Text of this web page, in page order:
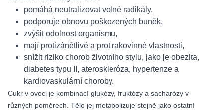
pomáhá neutralizovat volné radikály,
podporuje obnovu poškozených buněk,
zvýšit odolnost organismu,
mají protizánětlivé a protirakovinné vlastnosti,
snížit riziko chorob životního stylu, jako je obezita,
diabetes typu II, ateroskleróza, hypertenze a
kardiovaskulární choroby.
Cukr v ovoci je kombinací glukózy, fruktózy a sacharózy v
různých poměrech. Tělo jej metabolizuje stejně jako ostatní